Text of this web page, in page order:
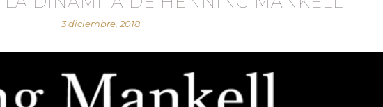
3 diciembre, 2018